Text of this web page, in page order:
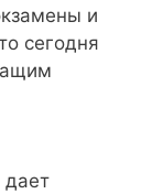
и
сегодня
дает